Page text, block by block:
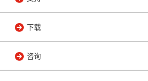
下载
咨询